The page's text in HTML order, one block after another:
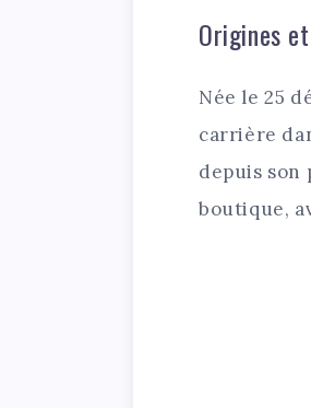
Origines
Née le 25
carrière
depuis son
boutique,